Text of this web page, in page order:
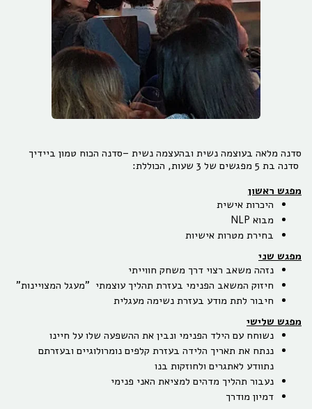
סדנה מלאה בעוצמה נשית ובהעצמה נשית –סדנה הכוח טמון ביידיך
סדנה בת 5 מפגשים של 3 שעות, הכוללת:
מפגש ראשון
היכרות אישית
מבוא NLP
בחירת מטרות אישיות
מפגש שני
נזהה משאב רצוי דרך משחק חווייתי
חיזוק המשאב הפנימי בעזרת תהליך עוצמתי "מעגל המצויינות"
חיבור לתת מודע בעזרת נשימה מעגלית
מפגש שלישי
נשוחח עם הילד הפנימי ונבין את ההשפעה שלו על חיינו
ננתח את תאריך הלידה בעזרת קלפים נומרולוגיים ובעזרתם
נתוודע לאתגרים ולחוזקות בנו
נעבור תהליך מדהים למציאת האני פנימי
דמיון מודרך